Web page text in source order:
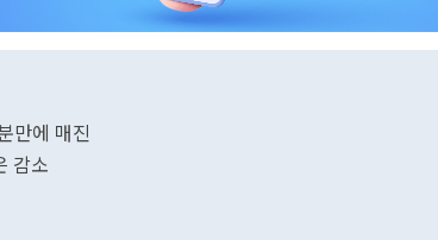
만에 매진
감소